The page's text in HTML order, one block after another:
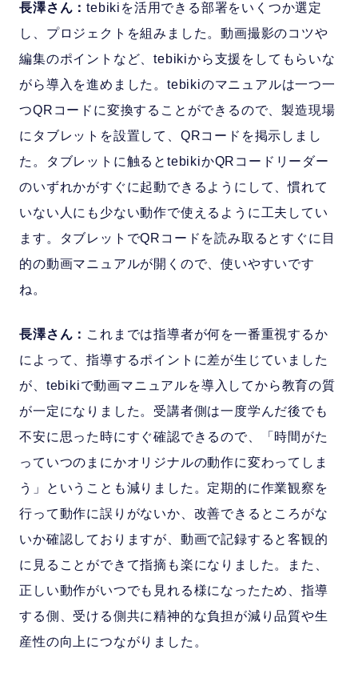
長澤さん：tebikiを活用できる部署をいくつか選定
し、プロジェクトを組みました。動画撮影のコツや
編集のポイントなど、tebikiから支援をしてもらいな
がら導入を進めました。tebikiのマニュアルは一つ一
つQRコードに変換することができるので、製造現場
にタブレットを設置して、QRコードを掲示しまし
た。タブレットに触るとtebikiかQRコードリーダー
のいずれかがすぐに起動できるようにして、慣れて
いない人にも少ない動作で使えるように工夫してい
ます。タブレットでQRコードを読み取るとすぐに目
的の動画マニュアルが開くので、使いやすいです
ね。
長澤さん： これまでは指導者が何を一番重視するか
によって、指導するポイントに差が生じていました
が、tebikiで動画マニュアルを導入してから教育の質
が一定になりました。受講者側は一度学んだ後でも
不安に思った時にすぐ確認できるので、「時間がた
っていつのまにかオリジナルの動作に変わってしま
う」ということも減りました。定期的に作業観察を
行って動作に誤りがないか、改善できるところがな
いか確認しておりますが、動画で記録すると客観的
に見ることができて指摘も楽になりました。また、
正しい動作がいつでも見れる様になったため、指導
する側、受ける側共に精神的な負担が減り品質や生
産性の向上につながりました。